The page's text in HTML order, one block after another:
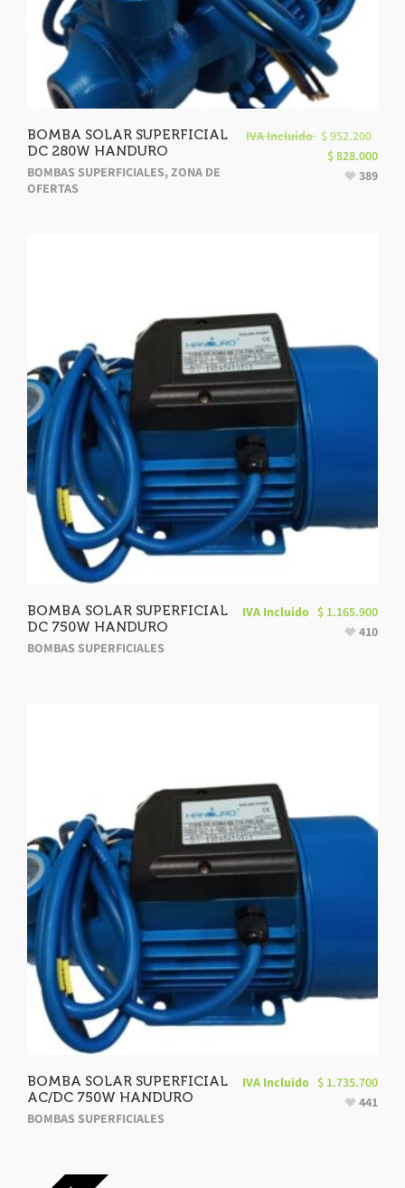
BOMBA SOLAR SUPERFICIAL
DC 280W HANDURO
BOMBAS SUPERFICIALES,ZONA DE
OFERTAS
IVA Incluido $952.200
$828.000
389
BOMBA SOLAR SUPERFICIAL
DC 750W HANDURO
BOMBAS SUPERFICIALES
IVA Incluido $ 1.165.900
410
BOMBA SOLAR SUPERFICIAL
AC/DC 750W HANDURO
BOMBAS SUPERFICIALES
IVA Incluido $ 1.735.700
441